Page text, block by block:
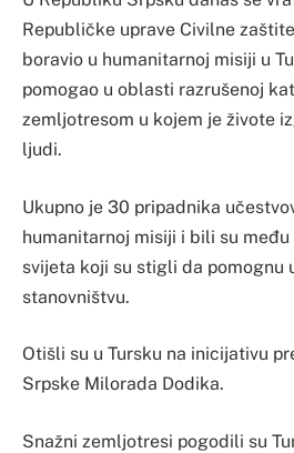
Republičke uprave Civilne
boravio u humanitarnoj misiji u
pomogao u oblasti razrušenoj
zemljotresom u kojem je živote
ljudi.
Ukupno je 30 pripadnika
humanitarnoj misiji i bili su
svijeta koji su stigli da pomognu
stanovništvu.
Otišli su u Tursku na inicijativu
Srpske Milorada Dodika.
Snažni zemljotresi pogodili su